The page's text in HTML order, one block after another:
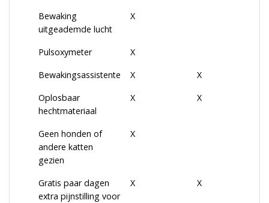
Bewaking
uitgeademde lucht
X
Pulsoxymeter
X
Bewakingsassistente
X
X
Oplosbaar
hechtmateriaal
X X
Geen honden of
andere katten
gezien
X
Gratis paar dagen
extra pijnstilling voor
X X